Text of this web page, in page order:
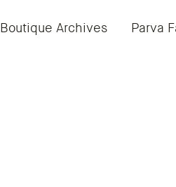
Boutique Archives Parva